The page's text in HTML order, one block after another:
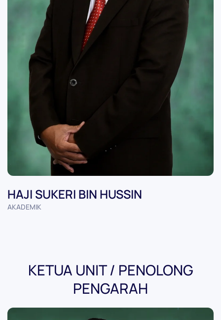
HAJI SUKERI BIN HUSSIN
AKADEMIK
KETUA UNIT / PENOLONG
PENGARAH